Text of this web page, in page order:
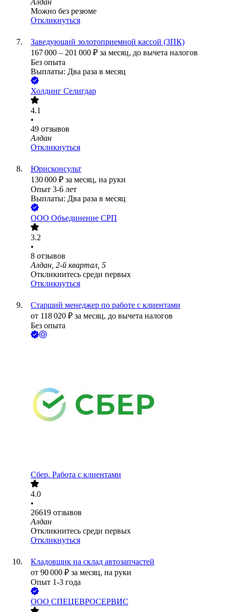
Алдан
Можно без резюме
Откликнуться
Заведующий золотоприемной кассой (ЗПК)
167 000 – 201 000 ₽ за месяц, до вычета налогов
Без опыта
Выплаты: Два раза в месяц
Холдинг Селигдар
4.1
•
49 отзывов
Алдан
Откликнуться
Юрисконсульт
130 000 ₽ за месяц, на руки
Опыт 3-6 лет
Выплаты: Два раза в месяц
ООО Объединение СРП
3.2
•
8 отзывов
Алдан, 2-й квартал, 5
Откликнитесь среди первых
Откликнуться
Старший менеджер по работе с клиентами
от 118 020 ₽ за месяц, до вычета налогов
Без опыта
Сбер. Работа с клиентами
4.0
•
26619 отзывов
Алдан
Откликнитесь среди первых
Откликнуться
Кладовщик на склад автозапчастей
от 90 000 ₽ за месяц, на руки
Опыт 1-3 года
ООО СПЕЦЕВРОСЕРВИС